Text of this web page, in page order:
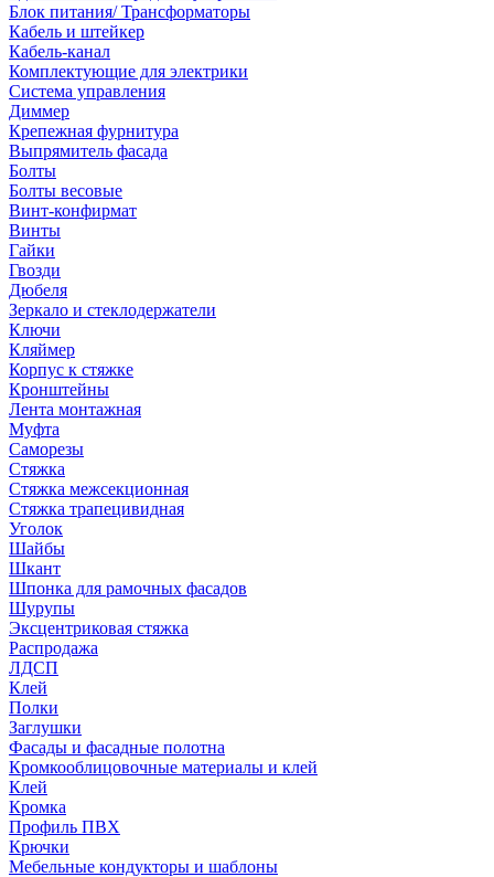
Блок питания/ Трансформаторы
Кабель и штейкер
Кабель-канал
Комплектующие для электрики
Система управления
Диммер
Крепежная фурнитура
Выпрямитель фасада
Болты
Болты весовые
Винт-конфирмат
Винты
Гайки
Гвозди
Дюбеля
Зеркало и стеклодержатели
Ключи
Кляймер
Корпус к стяжке
Кронштейны
Лента монтажная
Муфта
Саморезы
Стяжка
Стяжка межсекционная
Стяжка трапецивидная
Уголок
Шайбы
Шкант
Шпонка для рамочных фасадов
Шурупы
Эксцентриковая стяжка
Распродажа
ЛДСП
Клей
Полки
Заглушки
Фасады и фасадные полотна
Кромкооблицовочные материалы и клей
Клей
Кромка
Профиль ПВХ
Крючки
Мебельные кондукторы и шаблоны